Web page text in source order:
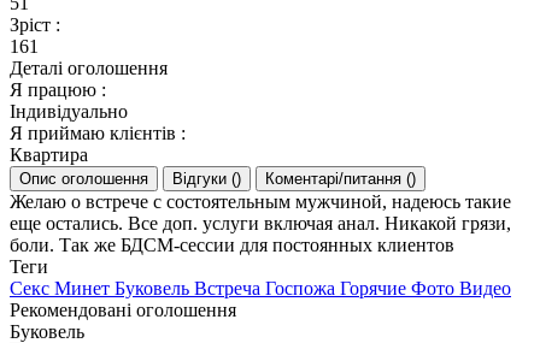
Зріст :
161
Деталі оголошення
Я працюю :
Індивідуально
Я приймаю клієнтів :
Квартира
Опис оголошення Відгуки () Коментарі/питання ()
Желаю о встрече с состоятельным мужчиной, надеюсь такие
еще остались. Все доп. услуги включая анал. Никакой грязи,
боли. Так же БДСМ-сессии для постоянных клиентов
Теги
Секс Минет Буковель Встреча Госпожа Горячие Фото Видео
Рекомендовані оголошення
Буковель